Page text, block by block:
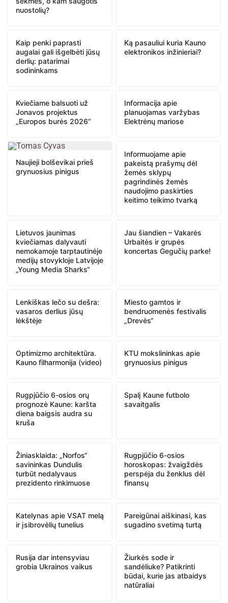
nuostolių?
Kaip penki paprasti
augalai gali išgelbėti jūsų
derlių: patarimai
sodininkams
Ką pasauliui kuria Kauno
elektronikos inžinieriai?
Kviečiame balsuoti už
Jonavos projektus
„Europos burės 2026“
Informacija apie
planuojamas varžybas
Elektrėnų mariose
Naujieji bolševikai prieš
grynuosius pinigus
Informuojame apie
pakeistą prašymų dėl
žemės sklypų
pagrindinės žemės
naudojimo paskirties
keitimo teikimo tvarką
Lietuvos jaunimas
kviečiamas dalyvauti
nemokamoje tarptautinėje
medijų stovykloje Latvijoje
„Young Media Sharks“
Jau šiandien – Vakarės
Urbaitės ir grupės
koncertas Gegučių parke!
Lenkiškas lečo su dešra:
vasaros derlius jūsų
lėkštėje
Miesto gamtos ir
bendruomenės festivalis
„Drevės“
Optimizmo architektūra.
Kauno filharmonija (video)
KTU mokslininkas apie
grynuosius pinigus
Rugpjūčio 6-osios orų
prognozė Kaune: karšta
diena baigsis audra su
kruša
Spalį Kaune futbolo
savaitgalis
Žiniasklaida: „Norfos“
savininkas Dundulis
turbūt nedalyvaus
prezidento rinkimuose
Rugpjūčio 6-osios
horoskopas: žvaigždės
perspėja du ženklus dėl
finansų
Katelynas apie VSAT melą
ir įsibrovėlių tunelius
Pareigūnai aiškinasi, kas
sugadino svetimą turtą
Rusija dar intensyviau
grobia Ukrainos vaikus
Žiurkės sode ir
sandėliuke? Patikrinti
būdai, kurie jas atbaidys
natūraliai